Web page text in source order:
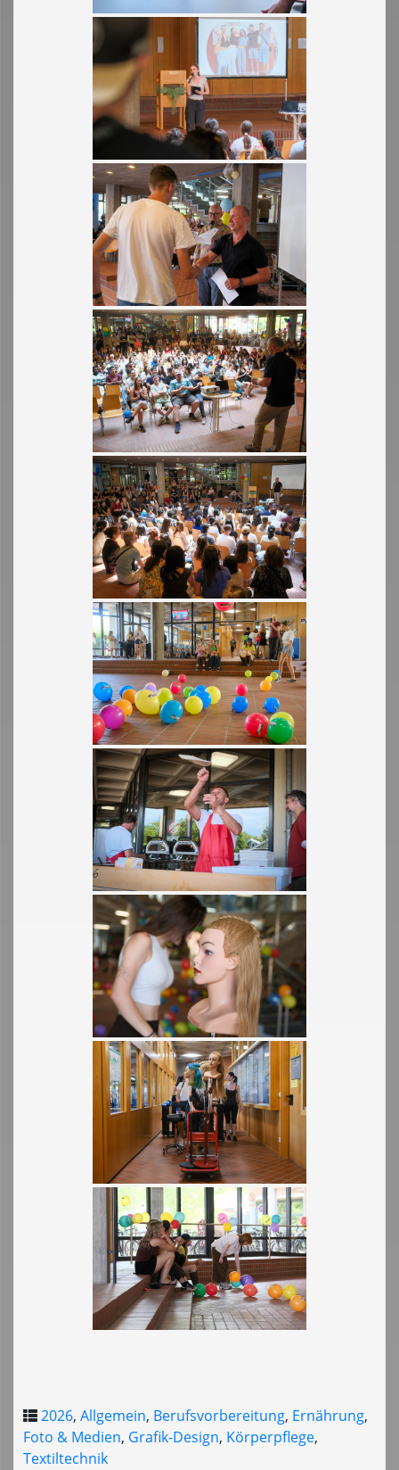
2026, Allgemein, Berufsvorbereitung, Ernährung,
Foto & Medien, Grafik-Design, Körperpflege,
Textiltechnik